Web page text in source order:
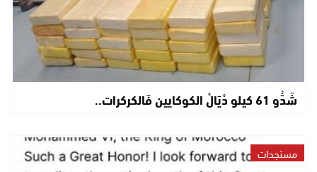
شَدُّو 61 كيلو دْيَالْ الكوكايين فَالكركرات..
مستجدات